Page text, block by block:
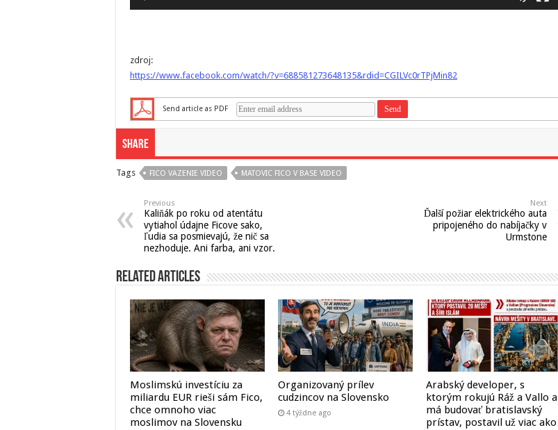
zdroj:
https://www.facebook.com/watch/?v=688581273648135&rdid=CGILVc0rTPjMin82
Send article as PDF
Share
Tags FICO VAZENIE VIDEO MATOVIC FICO V BASE VIDEO
Previous
Kaliňák po roku od atentátu
vytiahol údajne Ficove sako,
ľudia sa posmievajú, že nič sa
nezhoduje. Ani farba, ani vzor.
Next
Ďalší požiar elektrického auta
pripojeného do nabíjačky v
Urmstone
Related Articles
Moslimskú investíciu za
miliardu EUR rieši sám Fico,
chce omnoho viac
moslimov na Slovensku
Organizovaný prílev
cudzincov na Slovensko
4 týždne ago
Arabský developer, s
ktorým rokujú Ráž a Vallo a
má budovať bratislavský
prístav, postavil už viac ako